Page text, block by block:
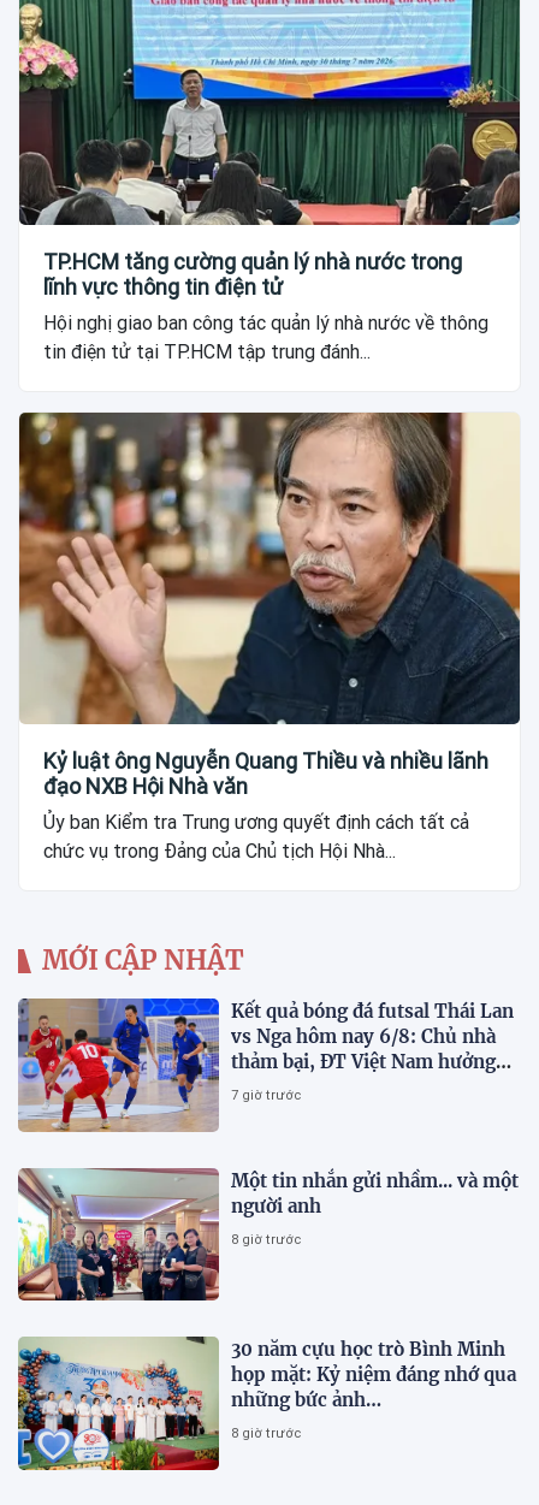
TP.HCM tăng cường quản lý nhà nước trong
lĩnh vực thông tin điện tử
Hội nghị giao ban công tác quản lý nhà nước về thông
tin điện tử tại TP.HCM tập trung đánh...
Kỷ luật ông Nguyễn Quang Thiều và nhiều lãnh
đạo NXB Hội Nhà văn
Ủy ban Kiểm tra Trung ương quyết định cách tất cả
chức vụ trong Đảng của Chủ tịch Hội Nhà...
MỚI CẬP NHẬT
Kết quả bóng đá futsal Thái Lan
vs Nga hôm nay 6/8: Chủ nhà
thảm bại, ĐT Việt Nam hưởng
lợi lớn
7 giờ trước
Một tin nhắn gửi nhầm... và một
người anh
8 giờ trước
30 năm cựu học trò Bình Minh
họp mặt: Kỷ niệm đáng nhớ qua
những bức ảnh…
8 giờ trước